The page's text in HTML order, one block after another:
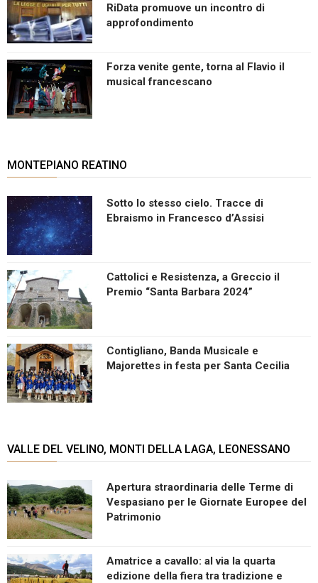
RiData promuove un incontro di
approfondimento
Forza venite gente, torna al Flavio il
musical francescano
MONTEPIANO REATINO
Sotto lo stesso cielo. Tracce di
Ebraismo in Francesco d’Assisi
Cattolici e Resistenza, a Greccio il
Premio “Santa Barbara 2024”
Contigliano, Banda Musicale e
Majorettes in festa per Santa Cecilia
VALLE DEL VELINO, MONTI DELLA LAGA, LEONESSANO
Apertura straordinaria delle Terme di
Vespasiano per le Giornate Europee del
Patrimonio
Amatrice a cavallo: al via la quarta
edizione della fiera tra tradizione e